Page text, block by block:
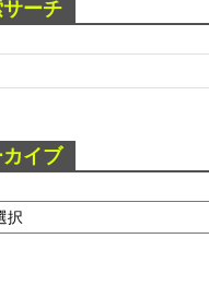
ーチ
イブ